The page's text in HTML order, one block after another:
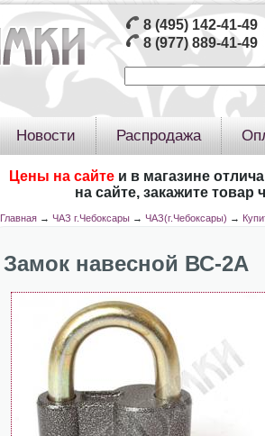
8 (495) 142-41-49
8 (977) 889-41-49
Новости Распродажа
Цены на сайте и в магазине
на сайте, закажите
Главная →ЧАЗ г.Чебоксары →ЧАЗ(г.Чебоксары) →
Замок навесной ВС-2А